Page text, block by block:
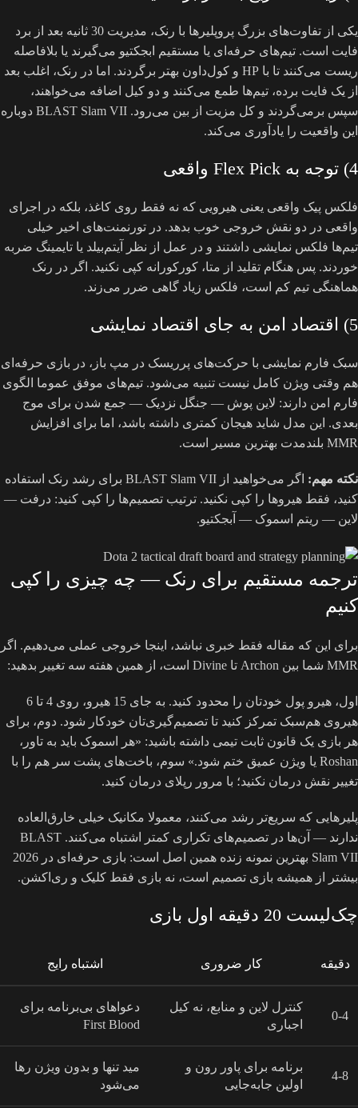
یکی از تفاوت‌های بزرگ پروپلیرها با رنک، مدیریت 30 ثانیه بعد از برد
فایت است. تیم‌های حرفه‌ای یا مستقیم ابجکتیو می‌گیرند یا بلافاصله
ریست می‌کنند تا با HP و کول‌داون بهتر برگردند. اما در رنک، اغلب بعد
از یک فایت برده، تیم‌ها طمع می‌کنند و دو کیل اضافه می‌خواهند،
سپس برمی‌گردند و کل مزیت از بین می‌رود. BLAST Slam VII دوباره
این واقعیت را یادآوری می‌کند.
4) توجه به Flex Pick واقعی
فلکس پیک واقعی یعنی هیرویی که نه فقط روی کاغذ، بلکه در اجرای
واقعی در دو نقش خروجی خوب بدهد. در تورنمنت‌های اخیر خیلی
تیم‌ها فلکس نمایشی داشتند و در عمل از نظر آیتم‌بیلد یا تایمینگ ضربه
خوردند. پس هنگام تقلید از متا، کورکورانه کپی نکنید. اگر در رنک
هماهنگی تیم کم است، فلکس زیاد گاهی ضرر می‌زند.
5) اقتصاد امن به جای اقتصاد نمایشی
سبک فارم نمایشی با حرکت‌های پرریسک در مپ باز، در بازی حرفه‌ای
هم وقتی ویژن کامل نیست تنبیه می‌شود. تیم‌های موفق عموما الگوی
فارم امن دارند: لاین پوش — جنگل نزدیک — جمع شدن برای موج
بعدی. این مدل شاید هیجان کمتری داشته باشد، اما برای افزایش
MMR بلندمدت بهترین مسیر است.
نکته مهم:
اگر می‌خواهید از BLAST Slam VII برای رشد رنک استفاده
کنید، فقط هیروها را کپی نکنید. ترتیب تصمیم‌ها را کپی کنید: درفت —
لاین — ریتم اسموک — آبجکتیو.
ترجمه مستقیم برای رنک — چه چیزی را کپی
کنیم
برای این که مقاله فقط خبری نباشد، اینجا خروجی عملی می‌دهیم. اگر
MMR شما بین Archon تا Divine است، از همین هفته سه تغییر بدهید:
اول، هیرو پول خودتان را محدود کنید. به جای 15 هیرو، روی 4 تا 6
هیروی هم‌سبک تمرکز کنید تا تصمیم‌گیری‌تان خودکار شود. دوم، برای
هر بازی یک قانون ثابت تیمی داشته باشید: «هر اسموک باید به تاور،
Roshan یا ویژن عمیق ختم شود.» سوم، باخت‌های پشت سر هم را با
تغییر نقش درمان نکنید؛ با مرور رپلای درمان کنید.
پلیرهایی که سریع‌تر رشد می‌کنند، معمولا مکانیک خیلی خارق‌العاده
ندارند — آن‌ها در تصمیم‌های تکراری کمتر اشتباه می‌کنند. BLAST
Slam VII بهترین نمونه زنده همین اصل است: بازی حرفه‌ای در 2026
بیشتر از همیشه بازی تصمیم است، نه بازی فقط کلیک و ری‌اکشن.
چک‌لیست 20 دقیقه اول بازی
دقیقه کار ضروری اشتباه رایج
0-4
کنترل لاین و منابع، نه کیل
اجباری
دعواهای بی‌برنامه برای
First Blood
4-8
برنامه برای پاور رون و
اولین جابه‌جایی
مید تنها و بدون ویژن رها
می‌شود